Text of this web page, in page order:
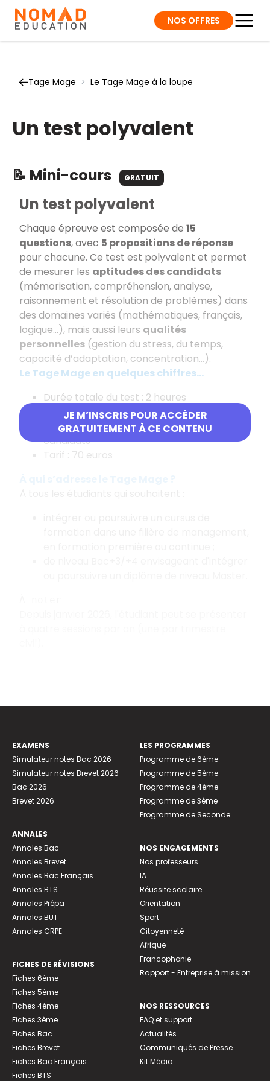
NOS OFFRES
Tage Mage > Le Tage Mage à la loupe
Un test polyvalent
📝 Mini-cours GRATUIT
JE M’INSCRIS POUR ACCÉDER
GRATUITEMENT À CE CONTENU
Un test polyvalent
Chaque épreuve est composée de 15
questions, avec 5 propositions de réponse
pour chacune. Ce test est polyvalent et permet
de mesurer les aptitudes des candidats
(mémorisation, compréhension, analyse,
raisonnement et résolution de problèmes) dans
des domaines variés (mathématiques, français,
logique…), mais aussi leurs qualités
personnelles (gestion du stress, du temps,
capacité d’adaptation, concentration…).
Le Tage Mage en quelques chiffres…
Durée totale du test : 2 heures
Nombre total de QCM : 90 questions
Nombre annuel de candidats : 20 000
candidats
Tarif : 70 euros
EXAMENS
Simulateur notes Bac 2026
Simulateur notes Brevet 2026
Bac 2026
Brevet 2026
ANNALES
Annales Bac
Annales Brevet
Annales Bac Français
Annales BTS
Annales Prépa
Annales BUT
Annales CRPE
FICHES DE RÉVISIONS
Fiches 6ème
Fiches 5ème
Fiches 4ème
Fiches 3ème
Fiches Bac
Fiches Brevet
Fiches Bac Français
Fiches BTS
LES PROGRAMMES
Programme de 6ème
Programme de 5ème
Programme de 4ème
Programme de 3ème
Programme de Seconde
NOS ENGAGEMENTS
Nos professeurs
IA
Réussite scolaire
Orientation
Sport
Citoyenneté
Afrique
Francophonie
Rapport - Entreprise à mission
NOS RESSOURCES
FAQ et support
Actualités
Communiqués de Presse
Kit Média